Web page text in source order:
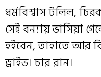
ধর্মবিশ্বাস টলিল,
সেই বন্যায় ভাসিয়া
হইবেন, তাহাতে আর
ড্রাইভ। চার রান।